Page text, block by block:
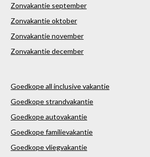
Zonvakantie september
Zonvakantie oktober
Zonvakantie november
Zonvakantie december
Goedkope all inclusive vakantie
Goedkope strandvakantie
Goedkope autovakantie
Goedkope familievakantie
Goedkope vliegvakantie